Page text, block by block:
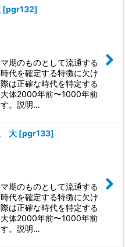
[pgr132]
期のものとして流通する
代を確定する特徴に欠け
は正確な時代を特定する
体2000年前〜1000年前
。説明…
大 [pgr133]
期のものとして流通する
代を確定する特徴に欠け
は正確な時代を特定する
体2000年前〜1000年前
。説明…